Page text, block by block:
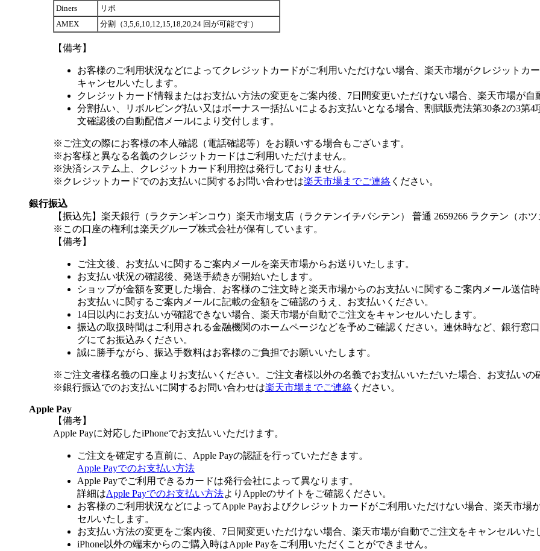
Diners
リボ
AMEX
分割（3,5,6,10,12,15,18,20,24 回が可能です）
【備考】
お客様のご利用状況などによってクレジットカードがご利用いただけない場合、楽天市場がクレジットカ
キャンセルいたします。
クレジットカード情報またはお支払い方法の変更をご案内後、7日間変更いただけない場合、楽天市場が自
分割払い、リボルビング払い又はボーナス一括払いによるお支払いとなる場合、割賦販売法第30条2の3第
文確認後の自動配信メールにより交付します。
※ご注文の際にお客様の本人確認（電話確認等）をお願いする場合もございます。
※お客様と異なる名義のクレジットカードはご利用いただけません。
※決済システム上、クレジットカード利用控は発行しておりません。
※クレジットカードでのお支払いに関するお問い合わせは楽天市場までご連絡 ください。
銀行振込
【振込先】楽天銀行（ラクテンギンコウ）楽天市場支店（ラクテンイチバシテン） 普通 2659266 ラクテン（ホ
※この口座の権利は楽天グループ株式会社が保有しています。
【備考】
ご注文後、お支払いに関するご案内メールを楽天市場からお送りいたします。
お支払い状況の確認後、発送手続きが開始いたします。
ショップが金額を変更した場合、お客様のご注文時と楽天市場からのお支払いに関するご案内メール送信時
お支払いに関するご案内メールに記載の金額をご確認のうえ、お支払いください。
14日以内にお支払いが確認できない場合、楽天市場が自動でご注文をキャンセルいたします。
振込の取扱時間はご利用される金融機関のホームページなどを予めご確認ください。連休時など、銀行窓
グにてお振込みください。
誠に勝手ながら、振込手数料はお客様のご負担でお願いいたします。
※ご注文者様名義の口座よりお支払いください。ご注文者様以外の名義でお支払いいただいた場合、お支払いの
※銀行振込でのお支払いに関するお問い合わせは楽天市場までご連絡 ください。
Apple Pay
【備考】
Apple Payに対応したiPhoneでお支払いいただけます。
ご注文を確定する直前に、Apple Payの認証を行っていただきます。
Apple Payでのお支払い方法
Apple Payでご利用できるカードは発行会社によって異なります。
詳細はApple Payでのお支払い方法よりAppleのサイトをご確認ください。
お客様のご利用状況などによってApple Payおよびクレジットカードがご利用いただけない場合、楽天市
セルいたします。
お支払い方法の変更をご案内後、7日間変更いただけない場合、楽天市場が自動でご注文をキャンセルいた
iPhone以外の端末からのご購入時はApple Payをご利用いただくことができません。